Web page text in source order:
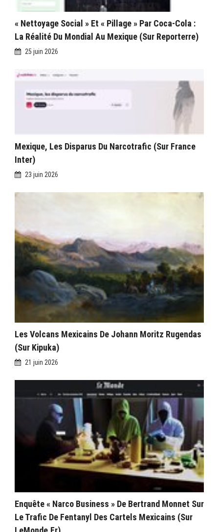
« Nettoyage Social » Et « Pillage » Par Coca-Cola :
La Réalité Du Mondial Au Mexique (sur Reporterre)
25 juin 2026
Mexique, Les Disparus Du Narcotrafic (sur France
Inter)
23 juin 2026
Les Volcans Mexicains De Johann Moritz Rugendas
(sur Kipuka)
21 juin 2026
Enquête « Narco Business » De Bertrand Monnet Sur
Le Trafic De Fentanyl Des Cartels Mexicains (sur